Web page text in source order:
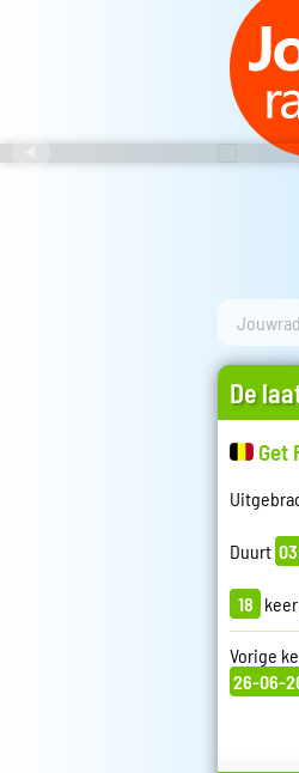
De
Get
Duurt
18
Vorige
26-06-